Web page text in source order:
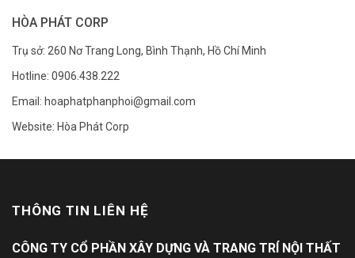
HÒA PHÁT CORP
Trụ sở: 260 Nơ Trang Long, Bình Thạnh, Hồ Chí Minh
Hotline: 0906.438.222
Email: hoaphatphanphoi@gmail.com
Website: Hòa Phát Corp
THÔNG TIN LIÊN HỆ
CÔNG TY CỔ PHẦN XÂY DỰNG VÀ TRANG TRÍ NỘI THẤT